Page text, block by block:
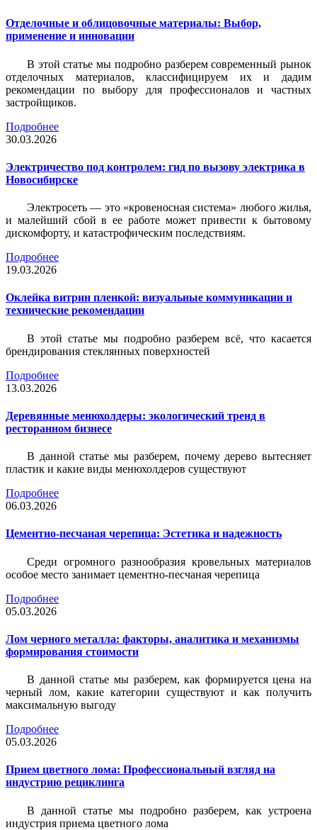
Отделочные и облицовочные материалы: Выбор,
применение и инновации
В этой статье мы подробно разберем современный рынок
отделочных материалов, классифицируем их и дадим
рекомендации по выбору для профессионалов и частных
застройщиков.
Подробнее
30.03.2026
Электричество под контролем: гид по вызову электрика в
Новосибирске
Электросеть — это «кровеносная система» любого жилья,
и малейший сбой в ее работе может привести к бытовому
дискомфорту, и катастрофическим последствиям.
Подробнее
19.03.2026
Оклейка витрин пленкой: визуальные коммуникации и
технические рекомендации
В этой статье мы подробно разберем всё, что касается
брендирования стеклянных поверхностей
Подробнее
13.03.2026
Деревянные менюхолдеры: экологический тренд в
ресторанном бизнесе
В данной статье мы разберем, почему дерево вытесняет
пластик и какие виды менюхолдеров существуют
Подробнее
06.03.2026
Цементно-песчаная черепица: Эстетика и надежность
Среди огромного разнообразия кровельных материалов
особое место занимает цементно-песчаная черепица
Подробнее
05.03.2026
Лом черного металла: факторы, аналитика и механизмы
формирования стоимости
В данной статье мы разберем, как формируется цена на
черный лом, какие категории существуют и как получить
максимальную выгоду
Подробнее
05.03.2026
Прием цветного лома: Профессиональный взгляд на
индустрию рециклинга
В данной статье мы подробно разберем, как устроена
индустрия приема цветного лома